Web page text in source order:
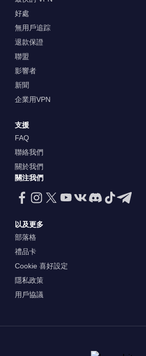
好處
無用戶追踪
退款保證
聯盟
影響者
新聞
企業用VPN
支援
FAQ
聯絡我們
關於我們
關注我們
以及更多
部落格
禮品卡
Cookie 喜好設定
隱私政策
用戶協議